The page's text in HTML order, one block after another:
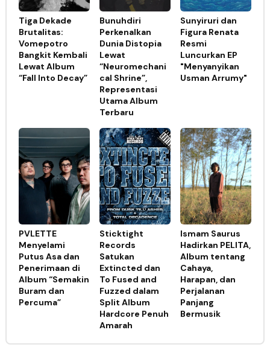
Tiga Dekade
Brutalitas:
Vomepotro
Bangkit Kembali
Lewat Album
“Fall Into Decay”
Bunuhdiri
Perkenalkan
Dunia Distopia
Lewat
“Neuromechani
cal Shrine”,
Representasi
Utama Album
Terbaru
Sunyiruri dan
Figura Renata
Resmi
Luncurkan EP
"Menyanyikan
Usman Arrumy"
PVLETTE
Menyelami
Putus Asa dan
Penerimaan di
Album “Semakin
Buram dan
Percuma”
Sticktight
Records
Satukan
Extincted dan
To Fused and
Fuzzed dalam
Split Album
Hardcore Penuh
Amarah
Ismam Saurus
Hadirkan PELITA,
Album tentang
Cahaya,
Harapan, dan
Perjalanan
Panjang
Bermusik